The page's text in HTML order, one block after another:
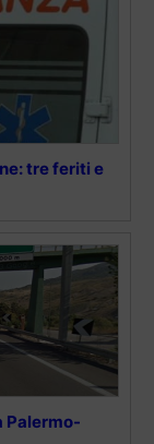
tre feriti e
Palermo-